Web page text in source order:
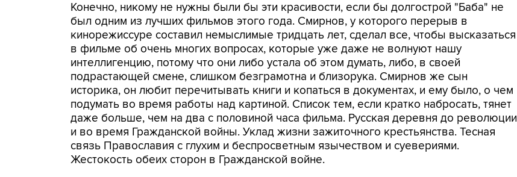
Конечно, никому не нужны были бы эти красивости, если бы долгострой "Баба" не
был одним из лучших фильмов этого года. Смирнов, у которого перерыв в
кинорежиссуре составил немыслимые тридцать лет, сделал все, чтобы высказаться
в фильме об очень многих вопросах, которые уже даже не волнуют нашу
интеллигенцию, потому что они либо устала об этом думать, либо, в своей
подрастающей смене, слишком безграмотна и близорука. Смирнов же сын
историка, он любит перечитывать книги и копаться в документах, и ему было, о чем
подумать во время работы над картиной. Список тем, если кратко набросать, тянет
даже больше, чем на два с половиной часа фильма. Русская деревня до революции
и во время Гражданской войны. Уклад жизни зажиточного крестьянства. Тесная
связь Православия с глухим и беспросветным язычеством и суевериями.
Жестокость обеих сторон в Гражданской войне.